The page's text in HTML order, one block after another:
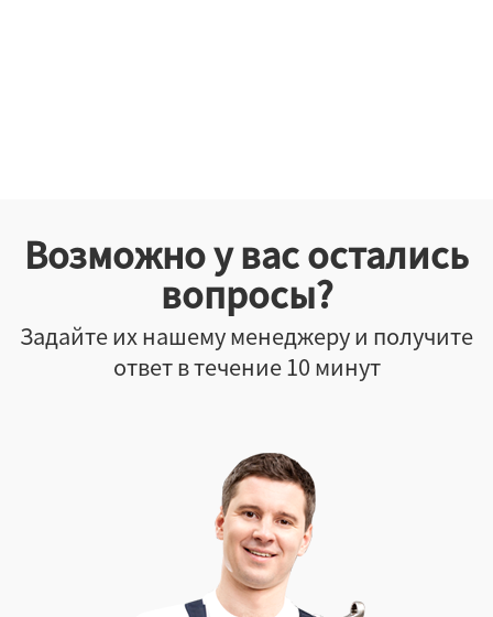
Возможно у вас остались
вопросы?
Задайте их нашему менеджеру и получите
ответ в течение 10 минут